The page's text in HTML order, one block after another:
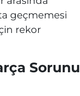
geçmemesi
rekor
Sorunu